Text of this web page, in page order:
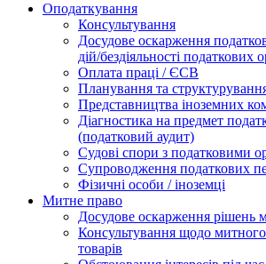
Оподаткування
Консультування
Досудове оскарження
дій/бездіяльності податкових
Оплата праці / ЄСВ
Планування та структурування
Представництва іноземних
Діагностика на предмет
(податковий аудит)
Судові спори з податковими
Супроводження податкових
Фізичні особи / іноземці
Митне право
Досудове оскарження рішень
Консультування щодо
товарів